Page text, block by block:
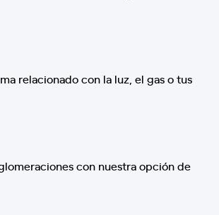
relacionado con la luz, el gas o tus
con nuestra opción de